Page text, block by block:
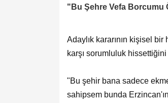
"Bu Şehre Vefa Borcumu
Adaylık kararının kişisel bir
karşı sorumluluk
"Bu şehir bana sadece
sahipsem bunda